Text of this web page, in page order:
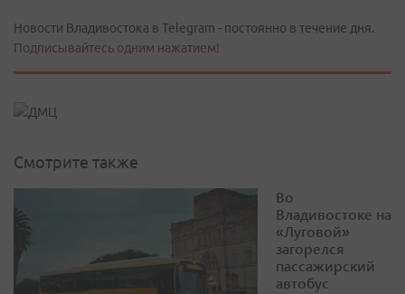
Новости Владивостока в Telegram - постоянно в течение дня.
Подписывайтесь одним нажатием!
Смотрите также
Во
Владивостоке на
«Луговой»
загорелся
пассажирский
автобус